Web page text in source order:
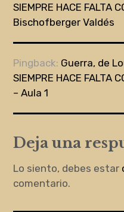
SIEMPRE HACE FALTA
Bischofberger Valdés
Pingback: Guerra, de
SIEMPRE HACE FALTA
– Aula 1
Deja una
Lo siento, debes estar
comentario.